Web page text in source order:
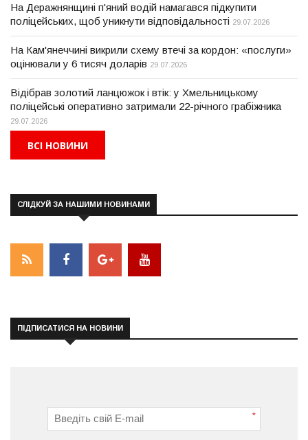
На Деражнянщині п'яний водій намагався підкупити
поліцейських, щоб уникнути відповідальності 29.07.2026
На Кам'янеччині викрили схему втечі за кордон: «послуги»
оцінювали у 6 тисяч доларів 29.07.2026
Відібрав золотий ланцюжок і втік: у Хмельницькому
поліцейські оперативно затримали 22-річного грабіжника
29.07.2026
ВСІ НОВИНИ
СЛІДКУЙ ЗА НАШИМИ НОВИНАМИ
ПІДПИСАТИСЯ НА НОВИНИ
*